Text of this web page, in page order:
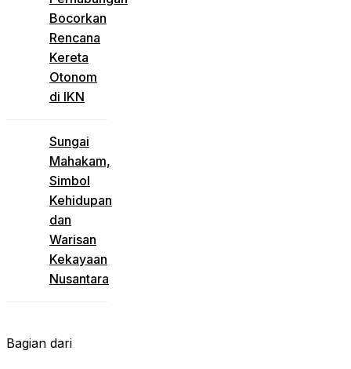
Bocorkan
Rencana
Kereta
Otonom
di IKN
Sungai
Mahakam,
Simbol
Kehidupan
dan
Warisan
Kekayaan
Nusantara
Bagian dari